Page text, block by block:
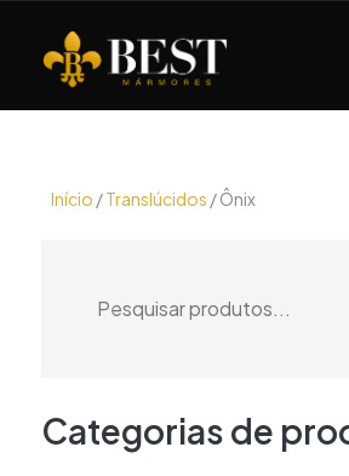
Início /Translúcidos / Ônix
Categorias de